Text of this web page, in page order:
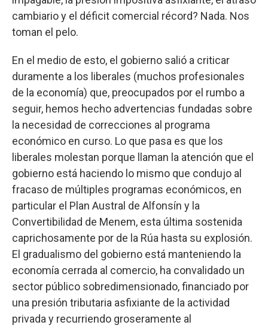
cambiario y el déficit comercial récord? Nada. Nos
toman el pelo.
En el medio de esto, el gobierno salió a criticar
duramente a los liberales (muchos profesionales
de la economía) que, preocupados por el rumbo a
seguir, hemos hecho advertencias fundadas sobre
la necesidad de correcciones al programa
económico en curso. Lo que pasa es que los
liberales molestan porque llaman la atención que el
gobierno está haciendo lo mismo que condujo al
fracaso de múltiples programas económicos, en
particular el Plan Austral de Alfonsín y la
Convertibilidad de Menem, esta última sostenida
caprichosamente por de la Rúa hasta su explosión.
El gradualismo del gobierno está manteniendo la
economía cerrada al comercio, ha convalidado un
sector público sobredimensionado, financiado por
una presión tributaria asfixiante de la actividad
privada y recurriendo groseramente al